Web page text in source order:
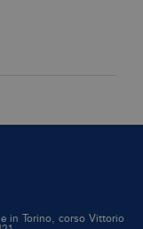
in Torino, corso Vittorio
i
del